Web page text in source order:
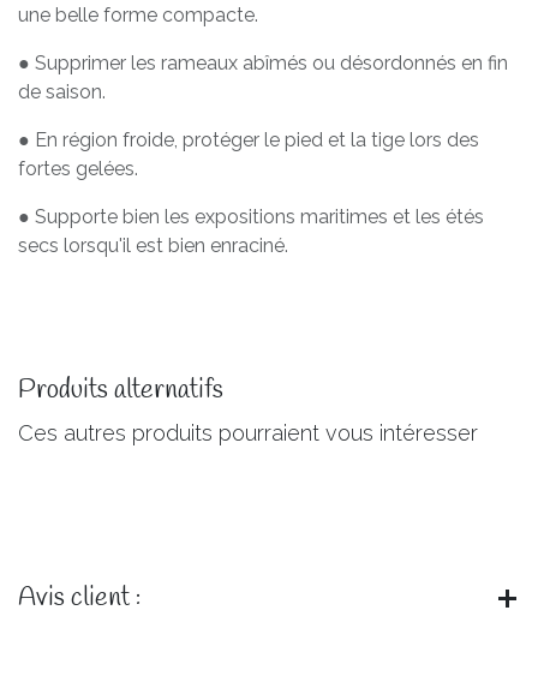
une belle forme compacte.
● Supprimer les rameaux abîmés ou désordonnés en fin
de saison.
● En région froide, protéger le pied et la tige lors des
fortes gelées.
● Supporte bien les expositions maritimes et les étés
secs lorsqu'il est bien enraciné.
Produits alternatifs
Ces autres produits pourraient vous intéresser
Avis client :